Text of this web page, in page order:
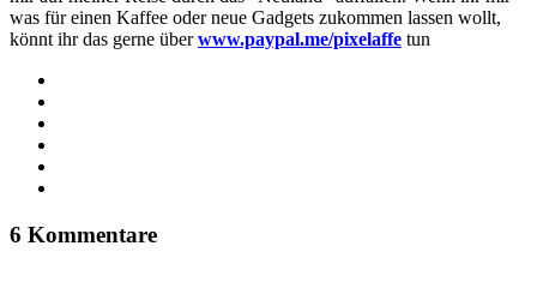
was für einen Kaffee oder neue Gadgets zukommen lassen wollt,
könnt ihr das gerne überwww.paypal.me/pixelaffe tun
6 Kommentare